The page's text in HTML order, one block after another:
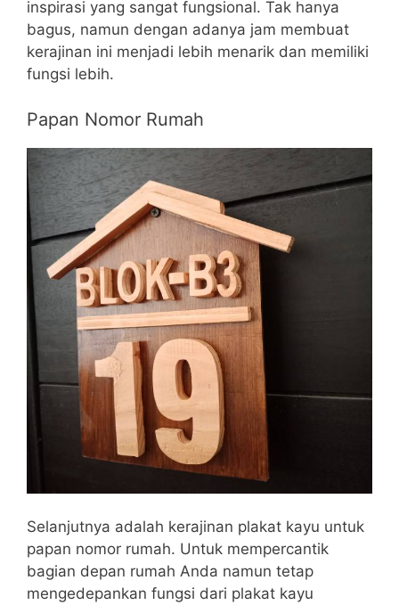
inspirasi yang sangat fungsional. Tak hanya
bagus, namun dengan adanya jam membuat
kerajinan ini menjadi lebih menarik dan memiliki
fungsi lebih.
Papan Nomor Rumah
Selanjutnya adalah kerajinan plakat kayu untuk
papan nomor rumah. Untuk mempercantik
bagian depan rumah Anda namun tetap
mengedepankan fungsi dari plakat kayu